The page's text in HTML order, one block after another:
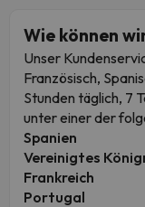
Wie können
Unser
Französisch,
Stunden täglich, 7
unter einer der
Spanien
Vereinigtes
Frankreich
Portugal